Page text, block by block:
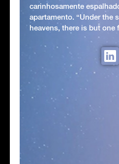
carinhosamente
apartamento. “Under the
heavens, there is but